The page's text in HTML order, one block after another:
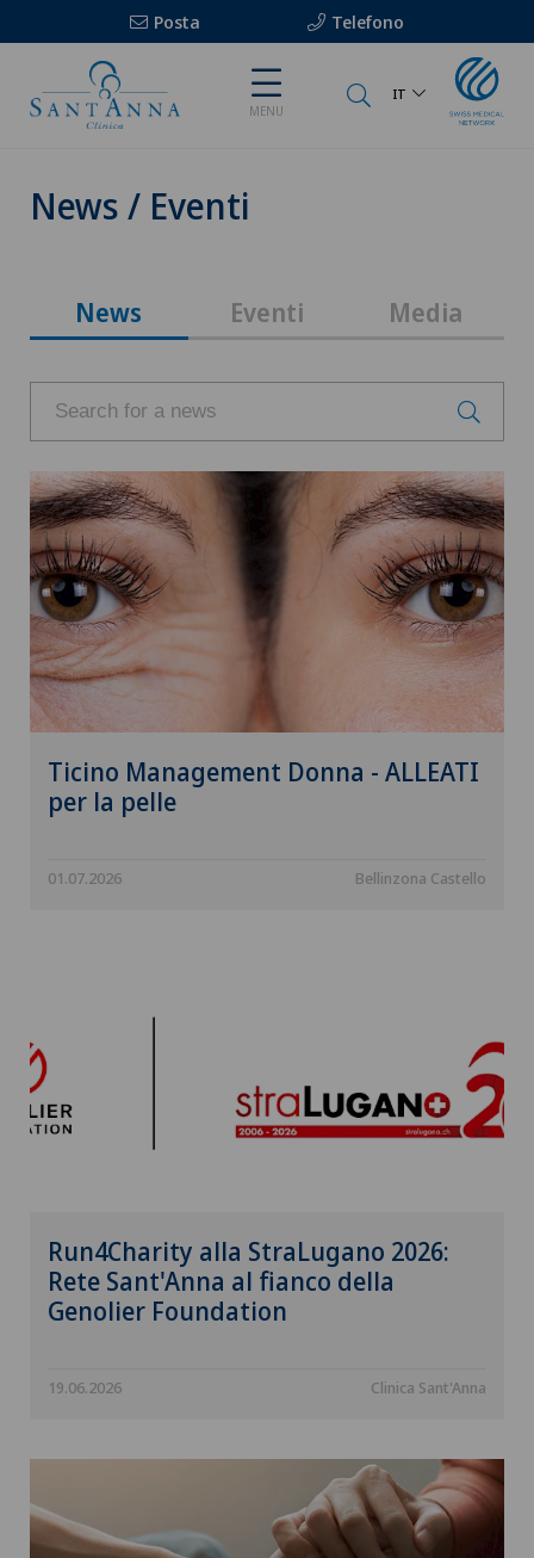
Posta Telefono
MENU
IT
News / Eventi
News Eventi Media
Ticino Management Donna - ALLEATI
per la pelle
01.07.2026 Bellinzona Castello
Run4Charity alla StraLugano 2026:
Rete Sant'Anna al fianco della
Genolier Foundation
19.06.2026 Clinica Sant'Anna